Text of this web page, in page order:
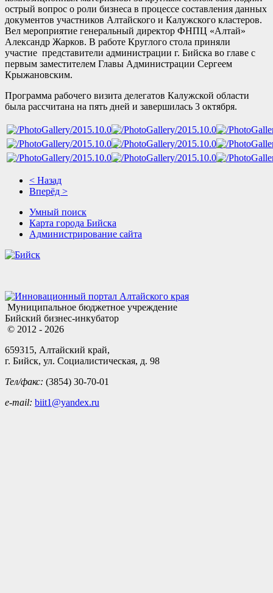
острый вопрос о роли бизнеса в процессе составления данных
документов участников Алтайского и Калужского кластеров.
Вел мероприятие генеральный директор ФНПЦ «Алтай»
Александр Жарков. В работе Круглого стола приняли
участие представители администрации г. Бийска во главе с
первым заместителем Главы Администрации Сергеем
Крыжановским.
Программа рабочего визита делегатов Калужской области
была рассчитана на пять дней и завершилась 3 октября.
< Назад
Вперёд >
Умный поиск
Карта города Бийска
Администрирование сайта
Муниципальное бюджетное учреждение
Бийский бизнес-инкубатор
© 2012 - 2026
659315, Алтайский край,
г. Бийск, ул. Социалистическая, д. 98
Тел/факс: (3854) 30-70-01
e-mail: biit1@yandex.ru